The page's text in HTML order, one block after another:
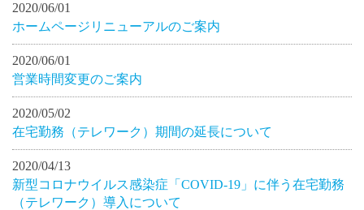
2020/06/01
ホームページリニューアルのご案内
2020/06/01
営業時間変更のご案内
2020/05/02
在宅勤務（テレワーク）期間の延長について
2020/04/13
新型コロナウイルス感染症「COVID-19」に伴う在宅勤務
（テレワーク）導入について